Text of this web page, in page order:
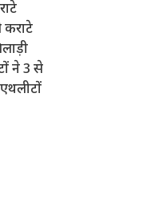
कराटे
ने 3 से